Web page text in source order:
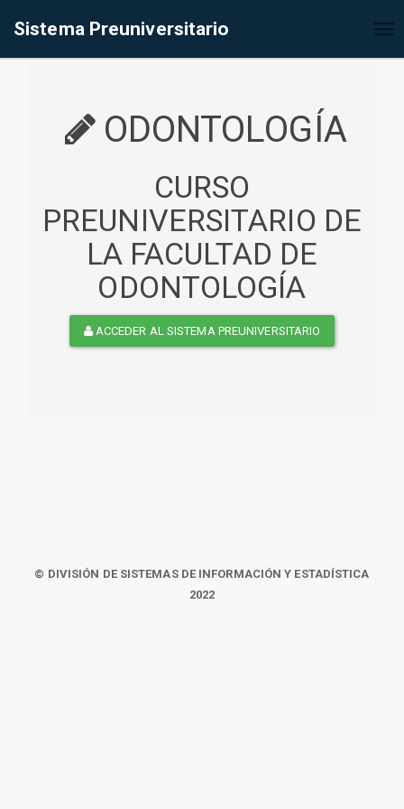
Sistema Preuniversitario
ODONTOLOGÍA
CURSO
PREUNIVERSITARIO DE
LA FACULTAD DE
ODONTOLOGÍA
ACCEDER AL SISTEMA PREUNIVERSITARIO
© DIVISIÓN DE SISTEMAS DE INFORMACIÓN Y ESTADÍSTICA
2022